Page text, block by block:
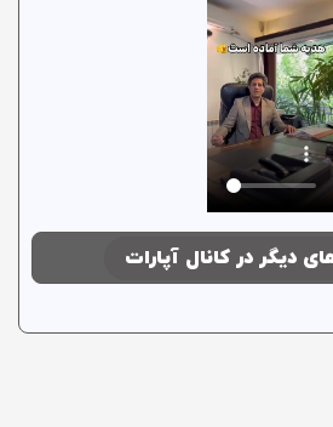
دیگر در کانال آپارات